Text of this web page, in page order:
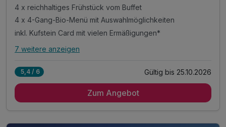
4 x reichhaltiges Frühstück vom Buffet
4 x 4-Gang-Bio-Menü mit Auswahlmöglichkeiten
inkl. Kufstein Card mit vielen Ermäßigungen*
Alle Inklusivleistungen
4 x reichhaltiges Frühstück vom Buffet
7 weitere anzeigen
5,4 / 6 Gültig bis 25.10.2026
Zum Angebot